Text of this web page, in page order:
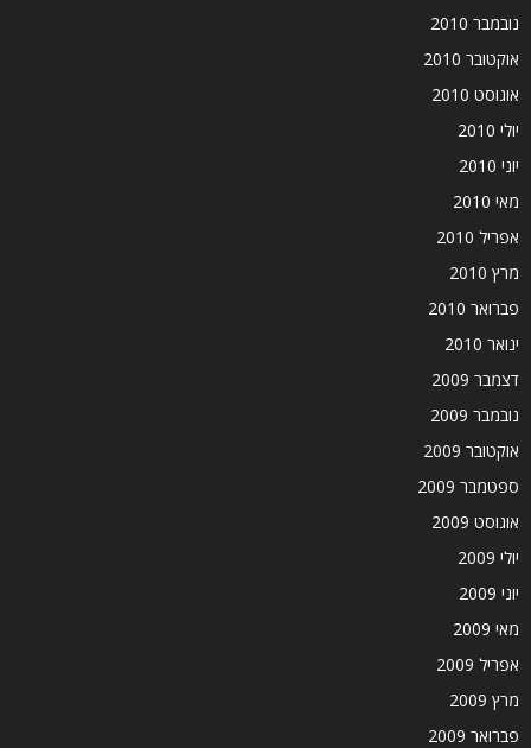
נובמבר 2010
אוקטובר 2010
אוגוסט 2010
יולי 2010
יוני 2010
מאי 2010
אפריל 2010
מרץ 2010
פברואר 2010
ינואר 2010
דצמבר 2009
נובמבר 2009
אוקטובר 2009
ספטמבר 2009
אוגוסט 2009
יולי 2009
יוני 2009
מאי 2009
אפריל 2009
מרץ 2009
פברואר 2009